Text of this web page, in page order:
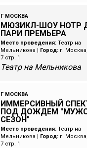
Г МОСКВА
МЮЗИКЛ-ШОУ НОТР
ПАРИ ПРЕМЬЕРА
Место проведения: Театр на
Мельникова
Город: г.
7 стр. 1
Театр на Мельникова
Г МОСКВА
ИММЕРСИВНЫЙ
ПОД ДОЖДЕМ
СЕЗОН"
Место проведения: Театр на
Мельникова
Город: г.
7 стр. 1